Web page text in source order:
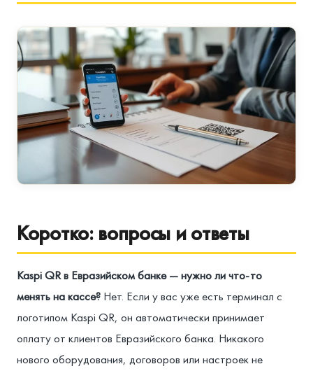
Коротко: вопросы и ответы
Kaspi QR в Евразийском банке — нужно ли что-то
менять на кассе? Нет. Если у вас уже есть терминал с
логотипом Kaspi QR, он автоматически принимает
оплату от клиентов Евразийского банка. Никакого
нового оборудования, договоров или настроек не